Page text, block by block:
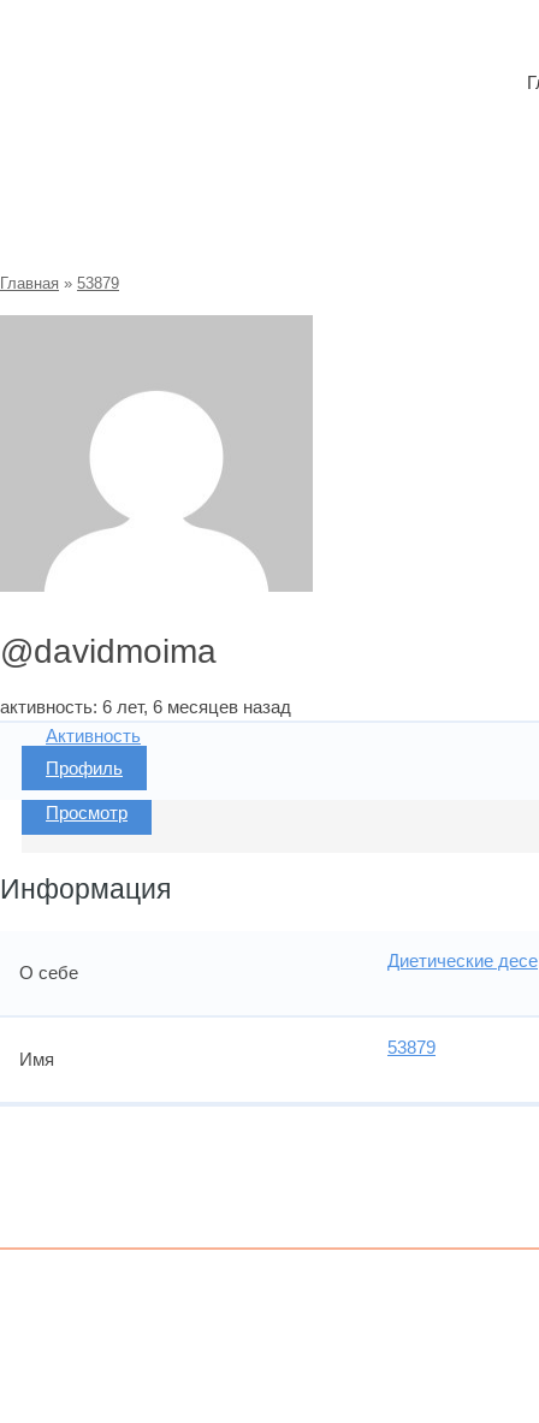
Главная » 53879
@davidmoima
активность: 6 лет, 6 месяцев назад
Активность
Профиль
Просмотр
Информация
О себе
Диетические
Имя
53879